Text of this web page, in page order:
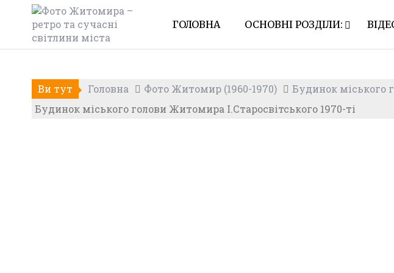
content
ГОЛОВНА ОСНОВНІ РОЗДІЛИ:
Ви тут Головна Фото Житомир (1960-1970)
Будинок міського
Будинок міського голови Житомира І.Старосвітського 1970-ті